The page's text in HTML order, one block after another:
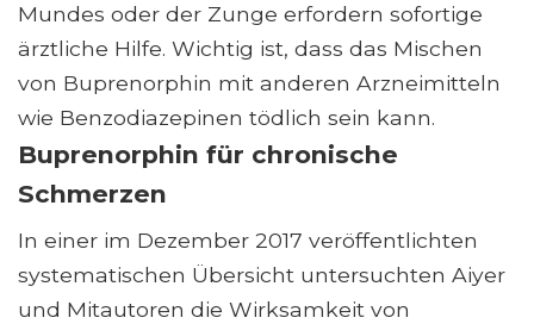
Mundes oder der Zunge erfordern sofortige
ärztliche Hilfe. Wichtig ist, dass das Mischen
von Buprenorphin mit anderen Arzneimitteln
wie Benzodiazepinen tödlich sein kann.
Buprenorphin für chronische
Schmerzen
In einer im Dezember 2017 veröffentlichten
systematischen Übersicht untersuchten Aiyer
und Mitautoren die Wirksamkeit von